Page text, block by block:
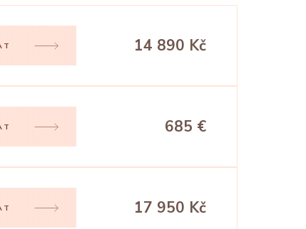
14 890 Kč
685 €
17 950 Kč